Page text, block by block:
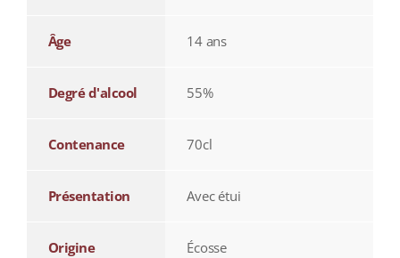
Âge 14 ans
Degré d'alcool 55%
Contenance 70cl
Présentation Avec étui
Origine Écosse